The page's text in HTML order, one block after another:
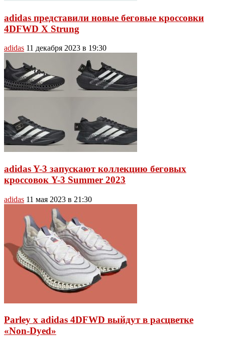
adidas представили новые беговые кроссовки
4DFWD X Strung
adidas 11 декабря 2023 в 19:30
adidas Y-3 запускают коллекцию беговых
кроссовок Y-3 Summer 2023
adidas 11 мая 2023 в 21:30
Parley x adidas 4DFWD выйдут в расцветке
«Non-Dyed»